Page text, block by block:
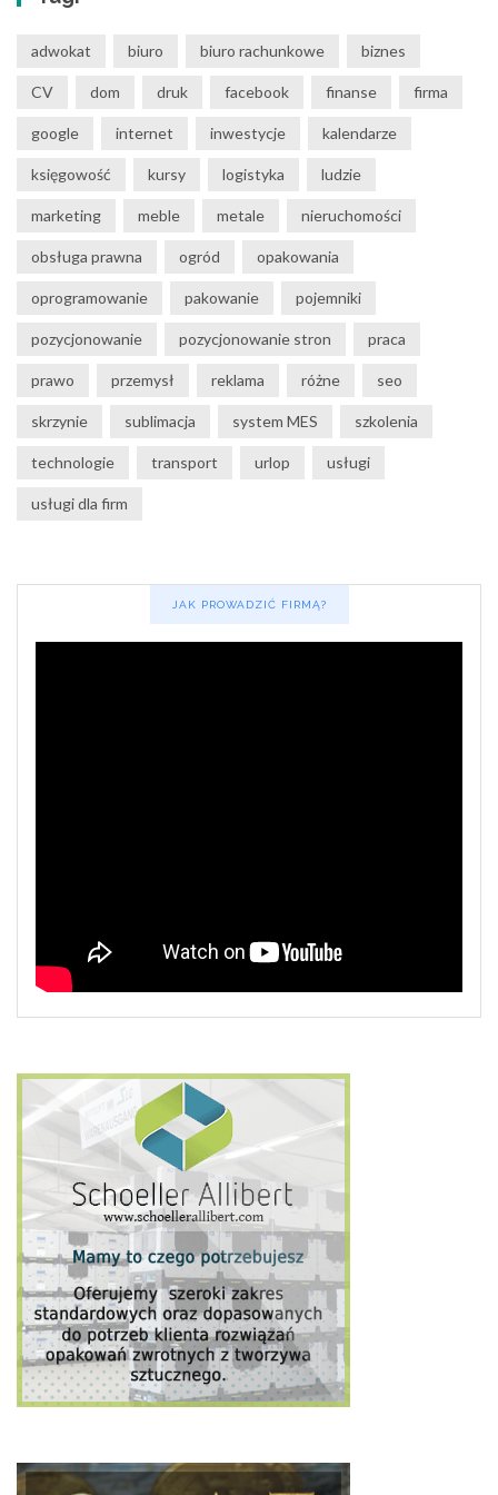
adwokat biuro biuro rachunkowe biznes
CV dom druk facebook finanse firma
google internet inwestycje kalendarze
księgowość kursy logistyka ludzie
marketing meble metale nieruchomości
obsługa prawna ogród opakowania
oprogramowanie pakowanie pojemniki
pozycjonowanie pozycjonowanie stron praca
prawo przemysł reklama różne seo
skrzynie sublimacja system MES szkolenia
technologie transport urlop usługi
usługi dla firm
JAK PROWADZIĆ FIRMĄ?